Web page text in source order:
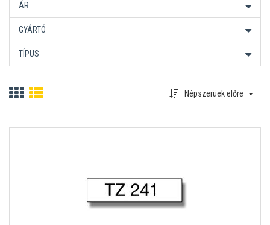
ÁR
GYÁRTÓ
TÍPUS
Népszerüek előre